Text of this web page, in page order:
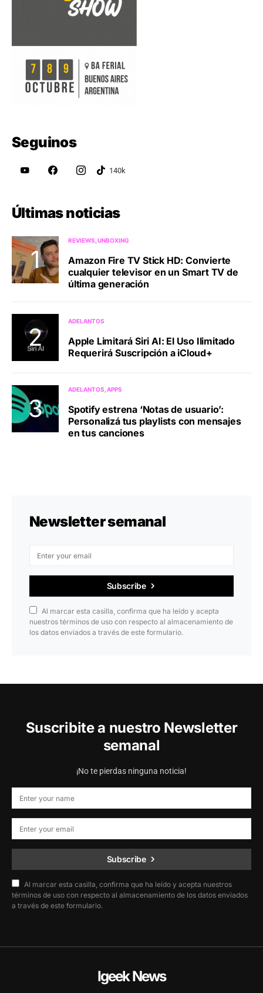
Seguinos
Últimas noticias
REVIEWS UNBOXING
Amazon Fire TV Stick HD: Convierte
cualquier televisor en un Smart TV de
última generación
ADELANTOS
Apple Limitará Siri AI: El Uso Ilimitado
Requerirá Suscripción a iCloud+
ADELANTOS APPS
Spotify estrena ‘Notas de usuario’:
Personalizá tus playlists con mensajes
en tus canciones
Newsletter semanal
Subscribe
Al marcar esta casilla, confirma que ha leído y acepta
nuestros términos de uso con respecto al almacenamiento de
los datos enviados a través de este formulario.
Suscribite a nuestro Newsletter
semanal
¡No te pierdas ninguna noticia!
Subscribe
Al marcar esta casilla, confirma que ha leído y acepta nuestros
términos de uso con respecto al almacenamiento de los datos enviados
a través de este formulario.
Igeek News